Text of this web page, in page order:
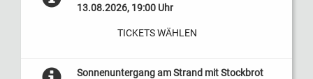
13.08.2026, 19:00 Uhr
TICKETS WÄHLEN
Sonnenuntergang am Strand mit Stockbrot